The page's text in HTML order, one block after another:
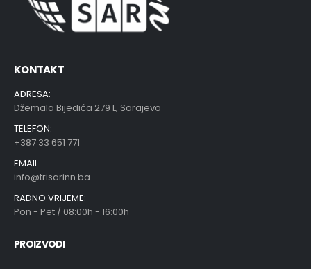
KONTAKT
ADRESA:
Džemala Bijedića 279 L, Sarajevo
TELEFON:
+387 33 651 771
EMAIL:
info@trisarinn.ba
RADNO VRIJEME:
Pon - Pet / 08:00h - 16:00h
PROIZVODI